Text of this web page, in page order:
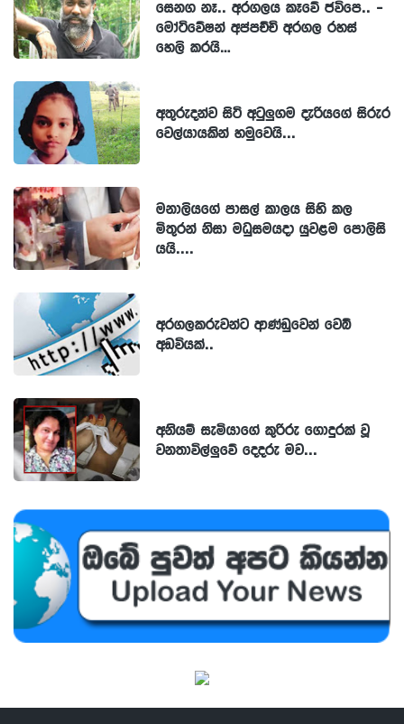
සෙනග නෑ.. අරගලය කෑවේ ජවිපෙ.. -
මෝටිවේෂන් අප්පච්චි අරගල රහස්
හෙලි කරයි…
අතුරුදන්ව සිටි අටුලුගම දැරියගේ සිරුර
වෙල්යායකින් හමුවෙයි...
මනාලියගේ පාසල් කාලය සිහි කල
මිතුරන් නිසා මධුසමයදා යුවළම පොලිසි
යයි....
අරගලකරුවන්ට ආණ්ඩුවෙන් වෙබ්
අඩවියක්..
අනියම් සැමියාගේ කුරිරු ගොදුරක් වූ
වනතාවිල්ලුවේ දෙදරු මව...